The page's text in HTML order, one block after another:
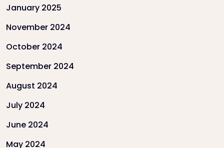
January 2025
November 2024
October 2024
September 2024
August 2024
July 2024
June 2024
May 2024